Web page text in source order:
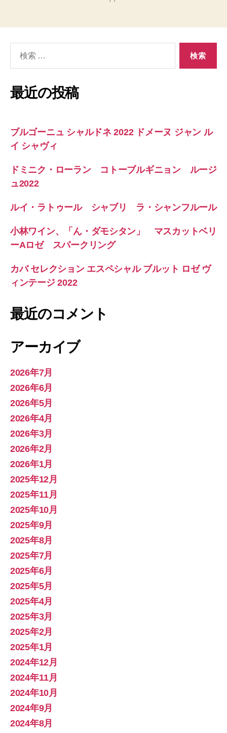
象:
最近の投稿
ブルゴーニュ シャルドネ 2022 ドメーヌ ジャン ル
イ シャヴィ
ドミニク・ローラン コトーブルギニョン ルージ
ュ2022
ルイ・ラトゥール シャブリ ラ・シャンフルール
小林ワイン、「ん・ダモシタン」 マスカットベリ
ーAロゼ スパークリング
カバ セレクション エスペシャル ブルット ロゼ ヴ
ィンテージ 2022
最近のコメント
アーカイブ
2026年7月
2026年6月
2026年5月
2026年4月
2026年3月
2026年2月
2026年1月
2025年12月
2025年11月
2025年10月
2025年9月
2025年8月
2025年7月
2025年6月
2025年5月
2025年4月
2025年3月
2025年2月
2025年1月
2024年12月
2024年11月
2024年10月
2024年9月
2024年8月